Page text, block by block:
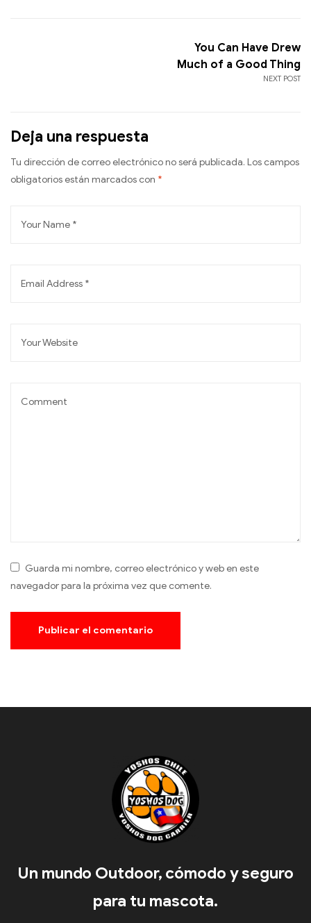
NEXT POST
You Can Have Drew
Much of a Good Thing
Deja una respuesta
Tu dirección de correo electrónico no será publicada. Los campos
obligatorios están marcados con *
Guarda mi nombre, correo electrónico y web en este
navegador para la próxima vez que comente.
Un mundo Outdoor, cómodo y seguro
para tu mascota.